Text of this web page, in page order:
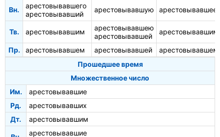
Вн.
арестовывавшего
арестовывавший
арестовывавшую арестовывавшее
Тв. арестовывавшим
арестовывавшею
арестовывавшей
арестовывавшим
Пр. арестовывавшем арестовывавшей
арестовывавшем
Прошедшее время
Множественное число
Им.
арестовывавшие
Рд.
арестовывавших
Дт.
арестовывавшим
арестовывавшие